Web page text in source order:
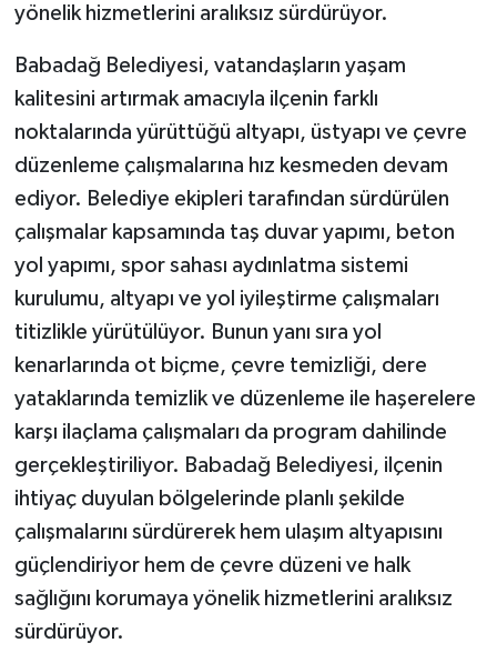
yönelik hizmetlerini aralıksız sürdürüyor.
Babadağ Belediyesi, vatandaşların yaşam
kalitesini artırmak amacıyla ilçenin farklı
noktalarında yürüttüğü altyapı, üstyapı ve çevre
düzenleme çalışmalarına hız kesmeden devam
ediyor. Belediye ekipleri tarafından sürdürülen
çalışmalar kapsamında taş duvar yapımı, beton
yol yapımı, spor sahası aydınlatma sistemi
kurulumu, altyapı ve yol iyileştirme çalışmaları
titizlikle yürütülüyor. Bunun yanı sıra yol
kenarlarında ot biçme, çevre temizliği, dere
yataklarında temizlik ve düzenleme ile haşerelere
karşı ilaçlama çalışmaları da program dahilinde
gerçekleştiriliyor. Babadağ Belediyesi, ilçenin
ihtiyaç duyulan bölgelerinde planlı şekilde
çalışmalarını sürdürerek hem ulaşım altyapısını
güçlendiriyor hem de çevre düzeni ve halk
sağlığını korumaya yönelik hizmetlerini aralıksız
sürdürüyor.